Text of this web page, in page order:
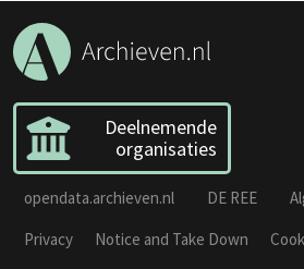
Deelnemende
organisaties
opendata.archieven.nl DE REE
Privacy
Notice and Take Down